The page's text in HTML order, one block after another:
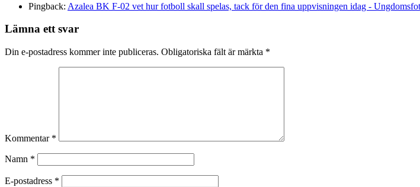
Pingback: Azalea BK F-02 vet hur fotboll skall spelas, tack för den fina uppvisningen idag -
Lämna ett svar
Din e-postadress kommer inte publiceras. Obligatoriska fält är märkta *
Kommentar *
Namn *
E-postadress *